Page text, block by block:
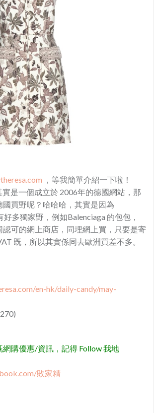
，等我簡單介紹一下啦！
實是一個成立於 2006年的德國網站，那
買野呢？哈哈哈，其實是因為
好多獨家野，例如Balenciaga 的包包，
認可的網上商店，同埋網上買，只要是寄
既，所以其實係同去歐洲買差不多。
en-hk/daily-candy/may-
購優惠/資訊，記得 Follow 我地
敗家精